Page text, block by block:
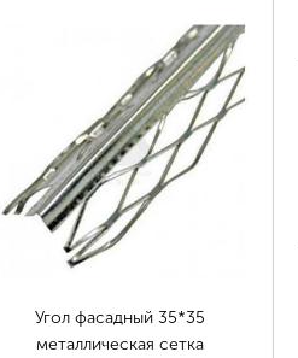
Угол фасадный 35*35
металлическая сетка